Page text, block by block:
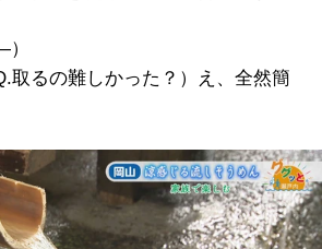
取るの難しかった？）え、全然簡